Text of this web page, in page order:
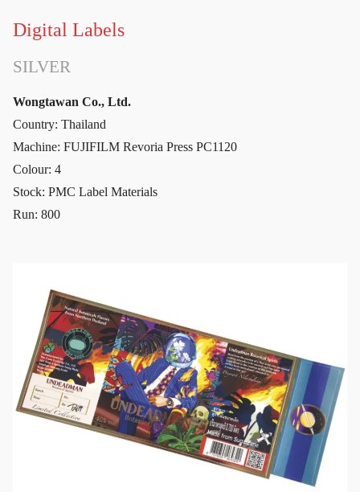
Digital Labels
SILVER
Wongtawan Co., Ltd.
Country: Thailand
Machine: FUJIFILM Revoria Press PC1120
Colour: 4
Stock: PMC Label Materials
Run: 800